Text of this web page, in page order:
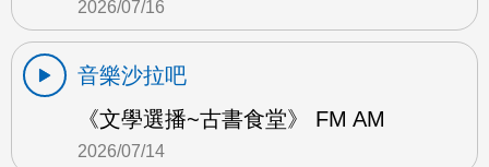
2026/07/16
音樂沙拉吧
《文學選播~古書食堂》 FM AM
2026/07/14